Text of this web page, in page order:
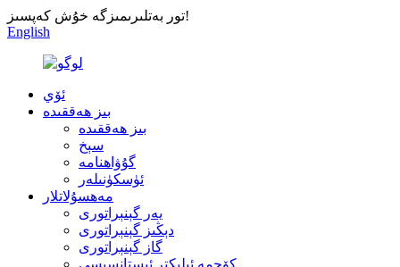
تور بەتلىرىمىزگە خۇش كەپسىز!
English
ئۆي
بىز ھەققىدە
بىز ھەققىدە
سېخ
گۇۋاھنامە
ئۈسكۈنىلەر
مەھسۇلاتلار
يەر گېنېراتورى
دېڭىز گېنېراتورى
گاز گېنېراتورى
كۆچمە ئېلېكتر ئىستانسىسى